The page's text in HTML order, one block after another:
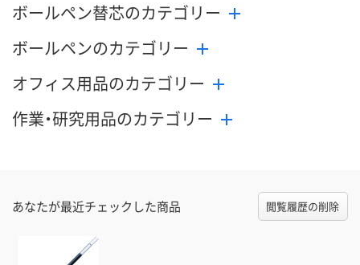
ボールペン替芯のカテゴリー
ボールペンのカテゴリー
オフィス用品のカテゴリー
作業・研究用品のカテゴリー
あなたが最近チェックした商品 閲覧履歴の削除